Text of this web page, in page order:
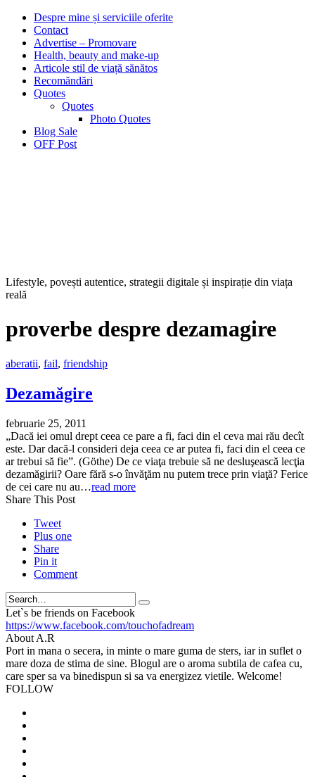
Despre mine și serviciile oferite
Contact
Advertise – Promovare
Health, beauty and make-up
Articole stil de viață sănătos
Recomăndări
Quotes
Quotes
Photo Quotes
Blog Sale
OFF Post
Lifestyle, povești autentice, strategii digitale și inspirație din viața
reală
proverbe despre dezamagire
aberatii, fail, friendship
Dezamăgire
februarie 25, 2011
„Dacă iei omul drept ceea ce pare a fi, faci din el ceva mai rău decît
este. Dar dacă-l consideri deja ceea ce ar putea fi, faci din el ceea ce
ar trebui să fie”. (Göthe) De ce viaţa trebuie să ne desluşească lecţia
dezamăgirii? Oare fără s-o învăţăm nu putem trece prin viaţă? Ferice
de cei care nu au…read more
Share This Post
Tweet
Plus one
Share
Pin it
Comment
Search
Let`s be friends on Facebook
https://www.facebook.com/touchofadream
About A.R
Port in mana o secera, in minte o mare guma de sters, iar in suflet o
mare doza de stima de sine. Blogul are o aroma subtila de cafea cu,
care sper sa va binedispun si sa va energizez vietile. Welcome!
FOLLOW